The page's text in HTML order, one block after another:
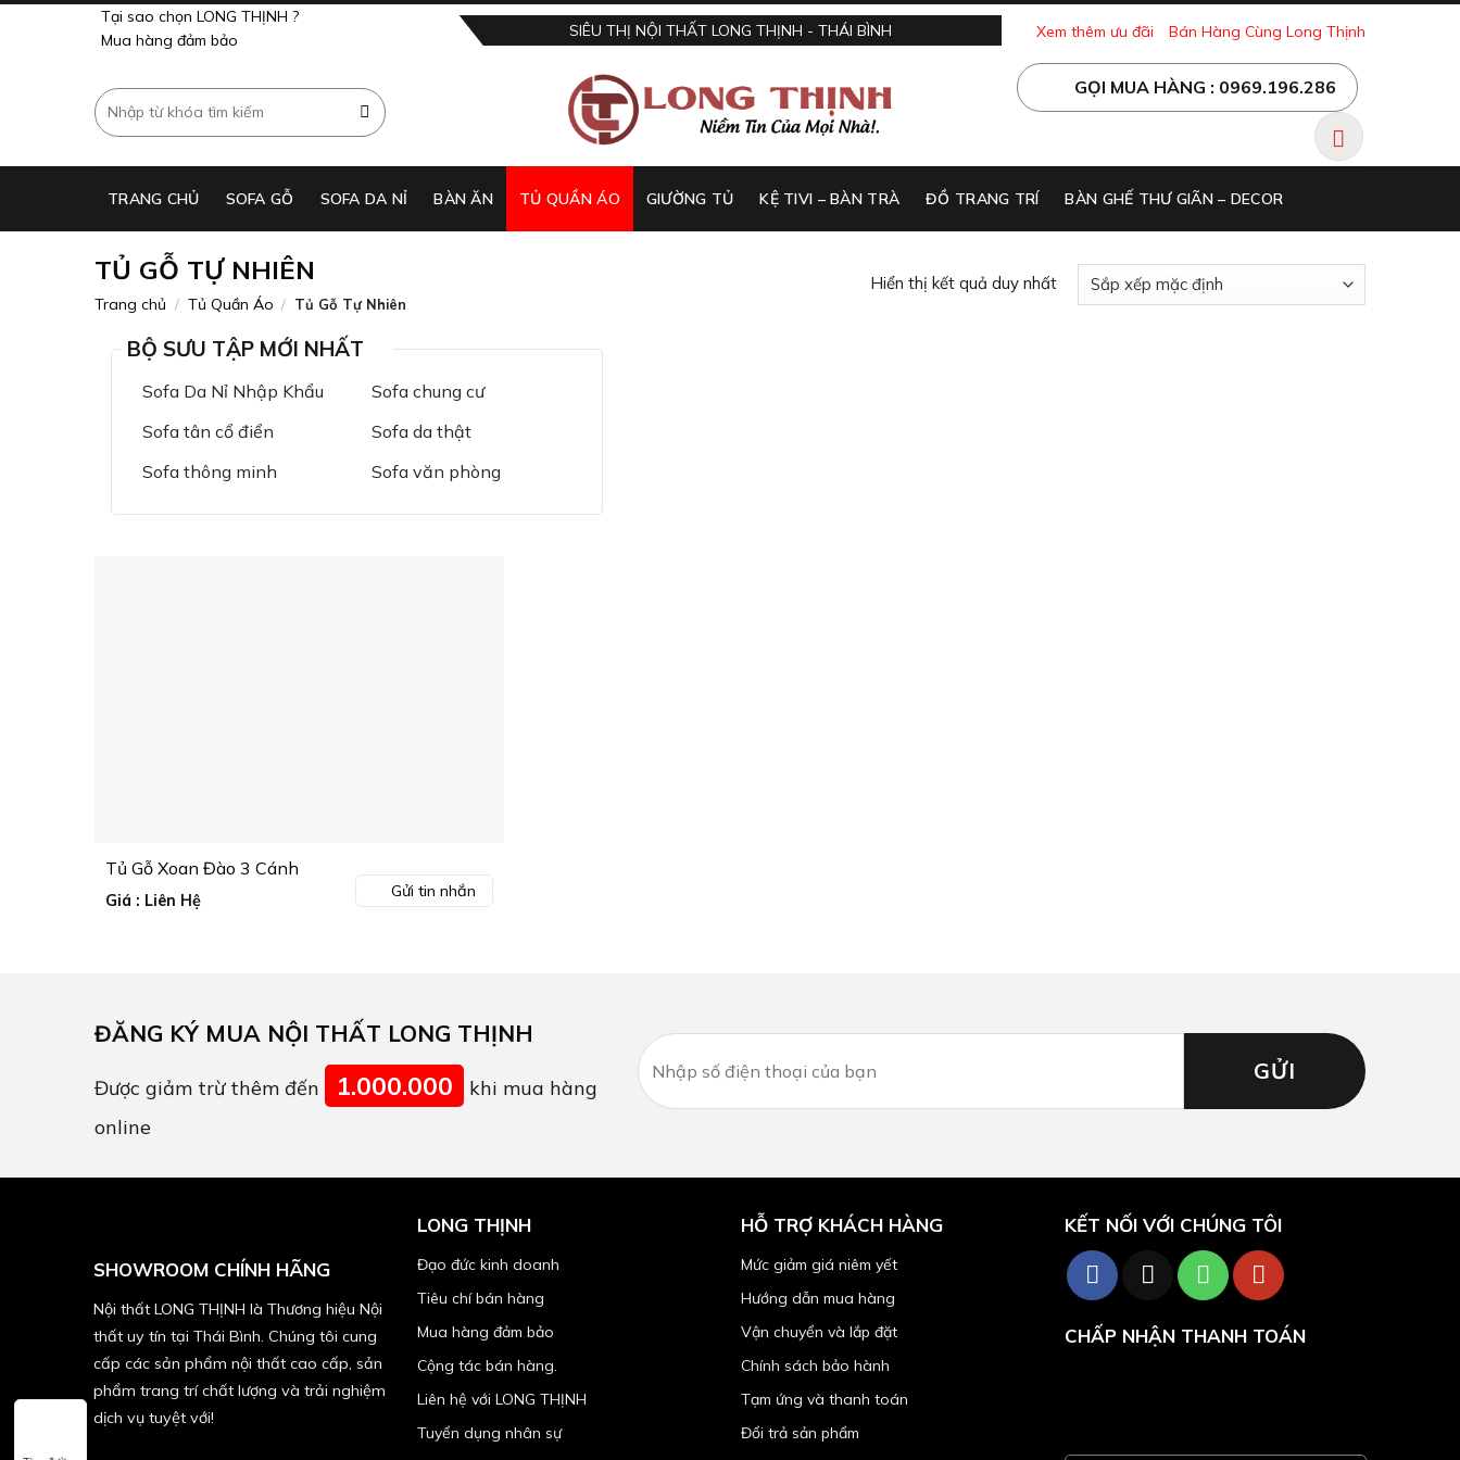
Tại sao chọn LONG THỊNH ?
Mua hàng đảm bảo
SIÊU THỊ NỘI THẤT LONG THỊNH - THÁI BÌNH Xem thêm ưu đãi Bán Hàng Cùng Long Thịnh
Tìm
kiếm:
GỌI MUA HÀNG : 0969.196.286
TRANG CHỦ SOFA GỖ SOFA DA NỈ BÀN ĂN TỦ QUẦN ÁO GIƯỜNG TỦ KỆ TIVI – BÀN TRÀ ĐỒ TRANG TRÍ BÀN GHẾ THƯ GIÃN – DECOR
TỦ GỖ TỰ NHIÊN
Trang chủ / Tủ Quần Áo / Tủ Gỗ Tự Nhiên
Hiển thị kết quả duy nhất
BỘ SƯU TẬP MỚI NHẤT
Sofa Da Nỉ Nhập Khẩu
Sofa chung cư
Sofa tân cổ điển
Sofa da thật
Sofa thông minh
Sofa văn phòng
Tủ Gỗ Xoan Đào 3 Cánh
Giá : Liên Hệ
Gửi tin nhắn
ĐĂNG KÝ MUA NỘI THẤT LONG THỊNH
Được giảm trừ thêm đến 1.000.000
khi mua hàng
online
SHOWROOM CHÍNH HÃNG
Nội thất LONG THỊNH là Thương hiệu Nội
thất uy tín tại Thái Bình. Chúng tôi cung
cấp các sản phẩm nội thất cao cấp, sản
phẩm trang trí chất lượng và trải nghiệm
dịch vụ tuyệt với!
LONG THỊNH
Đạo đức kinh doanh
Tiêu chí bán hàng
Mua hàng đảm bảo
Cộng tác bán hàng.
Liên hệ với LONG THỊNH
Tuyển dụng nhân sự
HỖ TRỢ KHÁCH HÀNG
Mức giảm giá niêm yết
Hướng dẫn mua hàng
Vận chuyển và lắp đặt
Chính sách bảo hành
Tạm ứng và thanh toán
Đổi trả sản phẩm
KẾT NỐI VỚI CHÚNG TÔI
CHẤP NHẬN THANH TOÁN